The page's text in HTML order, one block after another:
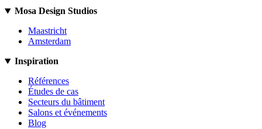
Mosa Design Studios
Maastricht
Amsterdam
Inspiration
Références
Études de cas
Secteurs du bâtiment
Salons et événements
Blog